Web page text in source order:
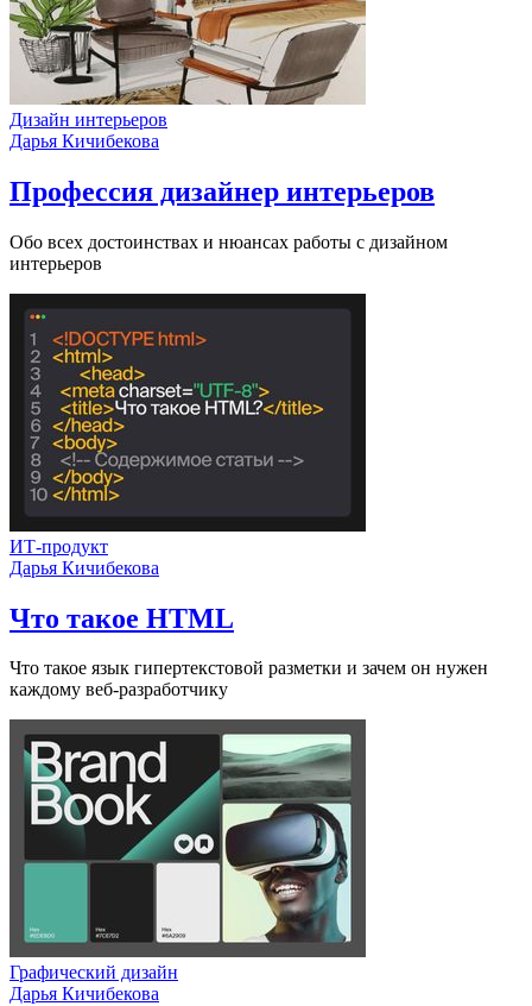
Дизайн интерьеров
Дарья Кичибекова
Профессия дизайнер интерьеров
Обо всех достоинствах и нюансах работы с дизайном
интерьеров
ИТ-продукт
Дарья Кичибекова
Что такое HTML
Что такое язык гипертекстовой разметки и зачем он нужен
каждому веб-разработчику
Графический дизайн
Дарья Кичибекова